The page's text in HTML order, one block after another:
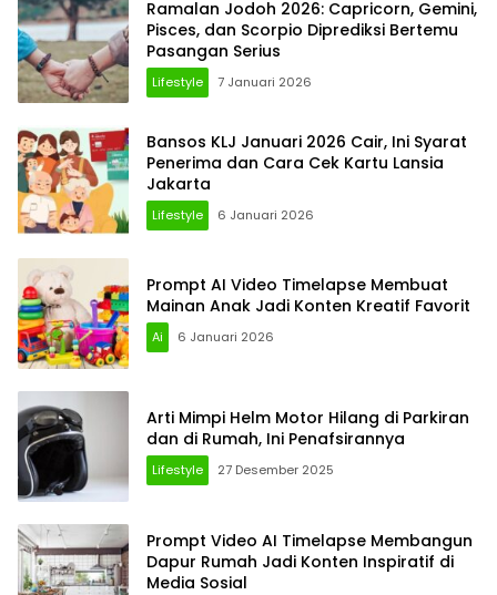
Ramalan Jodoh 2026: Capricorn, Gemini,
Pisces, dan Scorpio Diprediksi Bertemu
Pasangan Serius
Lifestyle 7 Januari 2026
Bansos KLJ Januari 2026 Cair, Ini Syarat
Penerima dan Cara Cek Kartu Lansia
Jakarta
Lifestyle 6 Januari 2026
Prompt AI Video Timelapse Membuat
Mainan Anak Jadi Konten Kreatif Favorit
Ai 6 Januari 2026
Arti Mimpi Helm Motor Hilang di Parkiran
dan di Rumah, Ini Penafsirannya
Lifestyle 27 Desember 2025
Prompt Video AI Timelapse Membangun
Dapur Rumah Jadi Konten Inspiratif di
Media Sosial